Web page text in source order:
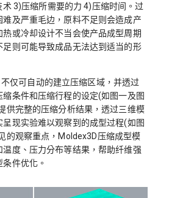
3)压缩所需要的力 4)压缩时间。过
难及严重毛边，原料不足则会造成产
或冷却设计不当会使产品成型周期
则可能导致成品无法达到适当的形
仅可自动的建立压缩区域，并透过
条件和压缩行程的设定(如图一及图
供完整的压缩分析结果，透过三维模
现实验难以观察到的成型过程(如图
的观察重点，Moldex3D压缩成型模
度、压力分布等结果，帮助纤维强
件优化。